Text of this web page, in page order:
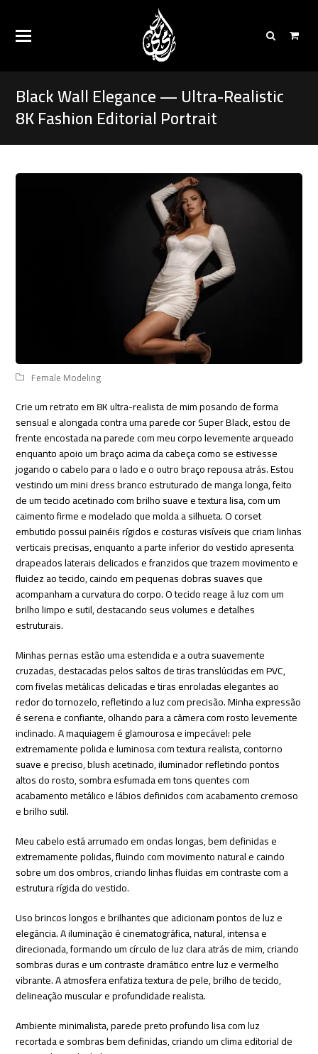
Black Wall Elegance — Ultra-Realistic
8K Fashion Editorial Portrait
Female Modeling
Crie um retrato em 8K ultra-realista de mim posando de forma
sensual e alongada contra uma parede cor Super Black, estou de
frente encostada na parede com meu corpo levemente arqueado
enquanto apoio um braço acima da cabeça como se estivesse
jogando o cabelo para o lado e o outro braço repousa atrás. Estou
vestindo um mini dress branco estruturado de manga longa, feito
de um tecido acetinado com brilho suave e textura lisa, com um
caimento firme e modelado que molda a silhueta. O corset
embutido possui painéis rígidos e costuras visíveis que criam linhas
verticais precisas, enquanto a parte inferior do vestido apresenta
drapeados laterais delicados e franzidos que trazem movimento e
fluidez ao tecido, caindo em pequenas dobras suaves que
acompanham a curvatura do corpo. O tecido reage à luz com um
brilho limpo e sutil, destacando seus volumes e detalhes
estruturais.
Minhas pernas estão uma estendida e a outra suavemente
cruzadas, destacadas pelos saltos de tiras translúcidas em PVC,
com fivelas metálicas delicadas e tiras enroladas elegantes ao
redor do tornozelo, refletindo a luz com precisão. Minha expressão
é serena e confiante, olhando para a câmera com rosto levemente
inclinado. A maquiagem é glamourosa e impecável: pele
extremamente polida e luminosa com textura realista, contorno
suave e preciso, blush acetinado, iluminador refletindo pontos
altos do rosto, sombra esfumada em tons quentes com
acabamento metálico e lábios definidos com acabamento cremoso
e brilho sutil.
Meu cabelo está arrumado em ondas longas, bem definidas e
extremamente polidas, fluindo com movimento natural e caindo
sobre um dos ombros, criando linhas fluidas em contraste com a
estrutura rígida do vestido.
Uso brincos longos e brilhantes que adicionam pontos de luz e
elegância. A iluminação é cinematográfica, natural, intensa e
direcionada, formando um círculo de luz clara atrás de mim, criando
sombras duras e um contraste dramático entre luz e vermelho
vibrante. A atmosfera enfatiza textura de pele, brilho de tecido,
delineação muscular e profundidade realista.
Ambiente minimalista, parede preto profundo lisa com luz
recortada e sombras bem definidas, criando um clima editorial de